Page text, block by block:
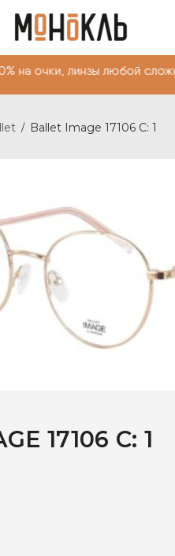
линзы любой
/ Ballet Image 17106 C: 1